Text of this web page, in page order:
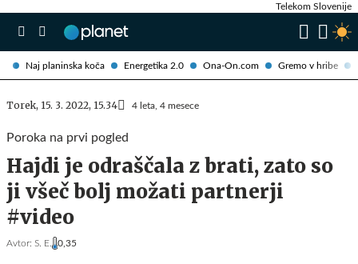
Naj planinska koča Energetika 2.0 Ona-On.com Gremo v hribe
Telekom Slovenije
Torek, 15. 3. 2022, 15.34 4 leta, 4 mesece
Poroka na prvi pogled
Hajdi je odraščala z brati, zato so
ji všeč bolj možati partnerji
#video
Avtor: S. E. 0,35